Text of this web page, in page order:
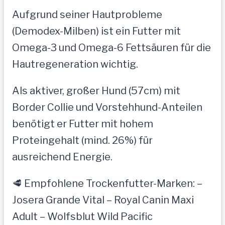
Aufgrund seiner Hautprobleme
(Demodex-Milben) ist ein Futter mit
Omega-3 und Omega-6 Fettsäuren für die
Hautregeneration wichtig.
Als aktiver, großer Hund (57cm) mit
Border Collie und Vorstehhund-Anteilen
benötigt er Futter mit hohem
Proteingehalt (mind. 26%) für
ausreichend Energie.
🥩 Empfohlene Trockenfutter-Marken: –
Josera Grande Vital – Royal Canin Maxi
Adult – Wolfsblut Wild Pacific